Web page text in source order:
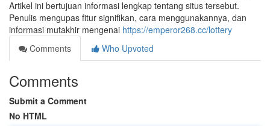
Artikel ini bertujuan informasi lengkap tentang situs tersebut.
Penulis mengupas fitur signifikan, cara menggunakannya, dan
informasi mutakhir mengenai https://emperor268.cc/lottery
Comments
Who Upvoted
Comments
Submit a Comment
No HTML